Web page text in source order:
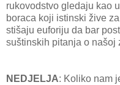
rukovodstvo gledaju kao
boraca koji istinski žive
stišaju euforiju da bar
suštinskih pitanja o našoj
NEDJELJA: Koliko nam